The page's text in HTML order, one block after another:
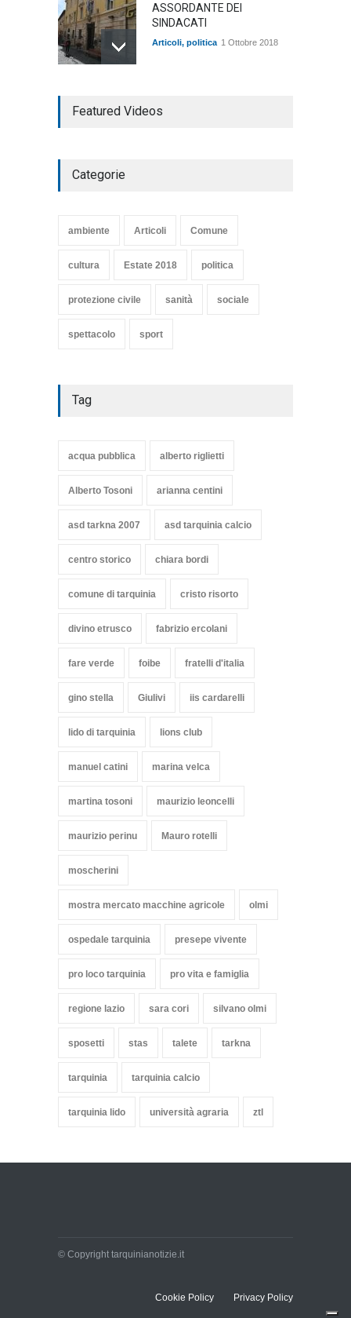
ASSORDANTE DEI
SINDACATI
Articoli, politica 1 Ottobre 2018
COMMEDIA"
TARQUINIA
Featured Videos
Categorie
ambiente Articoli Comune
cultura Estate 2018 politica
protezione civile sanità sociale
spettacolo sport
Tag
acqua pubblica alberto riglietti
Alberto Tosoni arianna centini
asd tarkna 2007 asd tarquinia calcio
centro storico chiara bordi
comune di tarquinia cristo risorto
divino etrusco fabrizio ercolani
fare verde foibe fratelli d'italia
gino stella Giulivi iis cardarelli
lido di tarquinia lions club
manuel catini marina velca
martina tosoni maurizio leoncelli
maurizio perinu Mauro rotelli
moscherini
mostra mercato macchine agricole olmi
ospedale tarquinia presepe vivente
pro loco tarquinia pro vita e famiglia
regione lazio sara cori silvano olmi
sposetti stas talete tarkna
tarquinia tarquinia calcio
tarquinia lido università agraria ztl
© Copyright tarquinianotizie.it
Cookie Policy Privacy Policy